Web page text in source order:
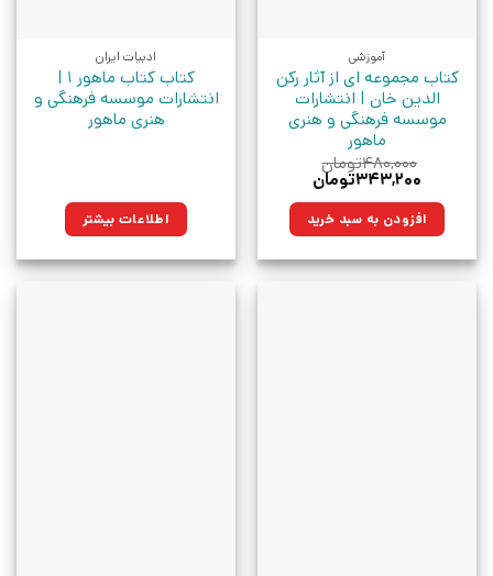
آموزشی
کتاب مجموعه ای از آثار رکن
الدین خان | انتشارات
موسسه فرهنگی و هنری
ماهور
۴۸۰,۰۰۰تومان
قیمت
۴۸۰,۰۰۰تومان
بود.
۳۴۳,۲۰۰تومان
۳۴۳,۲۰۰تومان.افزودن به سبد خرید
ادبیات ایران
کتاب کتاب ماهور ۱ |
انتشارات موسسه فرهنگی و
هنری ماهور
اطلاعات بیشتر